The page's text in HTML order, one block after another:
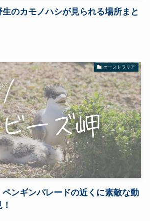
のカモノハシが見られる場所まと
オーストラリア
ペンギンパレードの近くに素敵な動